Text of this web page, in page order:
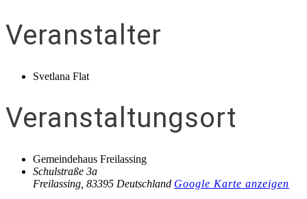
Veranstalter
Svetlana Flat
Veranstaltungsort
Gemeindehaus Freilassing
Schulstraße 3a
Freilassing 83395 Deutschland Google Karte anzeigen